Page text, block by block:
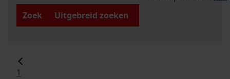
Zoek
Uitgebreid zoeken
1